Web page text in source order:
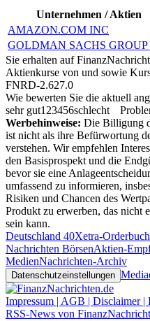
Unternehmen / Aktien
AMAZON.COM INC
GOLDMAN SACHS GROUP
Sie erhalten auf
Aktienkurse von und sowie
FNRD-2.627.0
Wie bewerten Sie die aktuell
sehr gut1 23456schlecht
Werbehinweise: Die Billigung
ist nicht als ihre Befürwortung
verstehen. Wir empfehlen
den Basisprospekt und die
bevor sie eine
umfassend zu informieren,
Risiken und Chancen des
Produkt zu erwerben, das nicht
sein kann.
Deutschland 40Xetra-Orderbuch
Nachrichten BörsenAktien-
MedienNachrichten-Archiv
Datenschutzeinstellungen
Impressum | AGB | Disclaimer |
RSS-News von